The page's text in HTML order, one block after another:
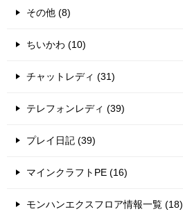
その他 (8)
ちいかわ (10)
チャットレディ (31)
テレフォンレディ (39)
プレイ日記 (39)
マインクラフトPE (16)
モンハンエクスフロア情報一覧 (18)